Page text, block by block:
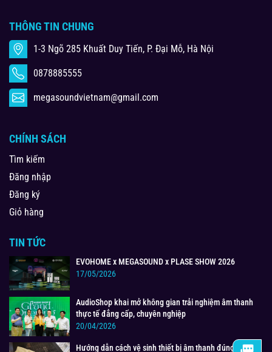
THÔNG TIN CHUNG
1-3 Ngõ 285 Khuất Duy Tiến, P. Đại Mỗ, Hà Nội
0878885555
megasoundvietnam@gmail.com
CHÍNH SÁCH
Tìm kiếm
Đăng nhập
Đăng ký
Giỏ hàng
TIN TỨC
EVOHOME x MEGASOUND x PLASE SHOW 2026
17/05/2026
AudioShop khai mở không gian trải nghiệm âm thanh
thực tế đẳng cấp, chuyên nghiệp
20/04/2026
Hướng dẫn cách vệ sinh thiết bị âm thanh đúng cách